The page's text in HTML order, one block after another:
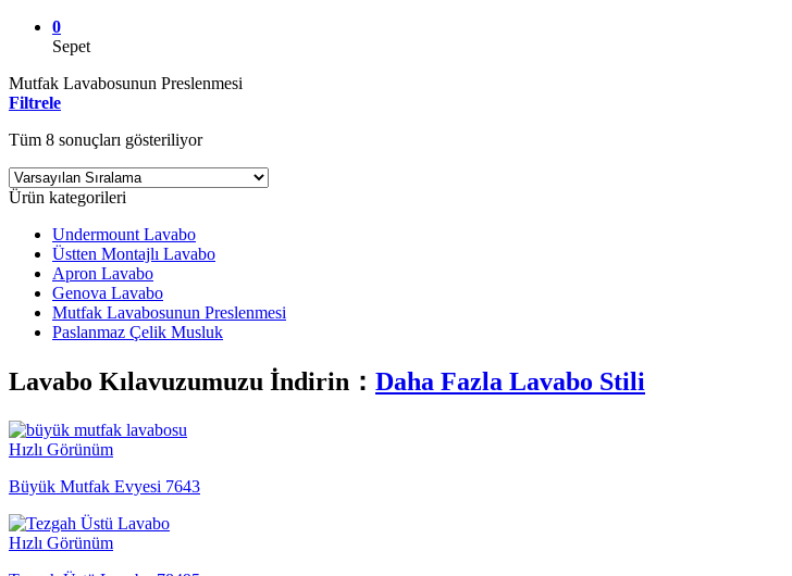
0
Sepet
Mutfak Lavabosunun Preslenmesi
Filtrele
Tüm 8 sonuçları gösteriliyor
Ürün kategorileri
Undermount Lavabo
Üstten Montajlı Lavabo
Apron Lavabo
Genova Lavabo
Mutfak Lavabosunun Preslenmesi
Paslanmaz Çelik Musluk
Lavabo Kılavuzumuzu İndirin： Daha Fazla Lavabo Stili
Hızlı Görünüm
Büyük Mutfak Evyesi 7643
Hızlı Görünüm